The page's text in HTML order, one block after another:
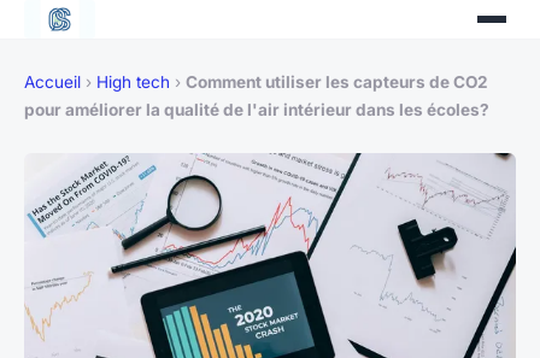
Accueil › High tech › Comment utiliser les capteurs de CO2
pour améliorer la qualité de l'air intérieur dans les écoles?